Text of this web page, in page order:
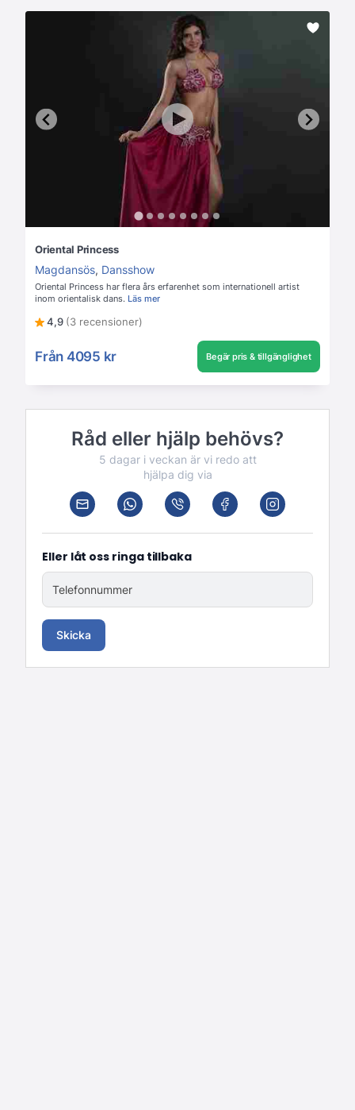
Oriental Princess
Magdansös, Dansshow
Oriental Princess har flera års erfarenhet som internationell artist
inom orientalisk dans. Läs mer
4,9 (3 recensioner)
Från 4095 kr Begär pris & tillgänglighet
Råd eller hjälp behövs?
5 dagar i veckan är vi redo att
hjälpa dig via
Eller låt oss ringa tillbaka
Telefonnummer
Skicka